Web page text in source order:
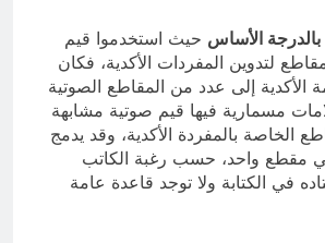
بالدرجة الأساس حيث استخدموا قيم
لتدوين المفردات الأكدية، فكان
الأكدية إلى عدد من المقاطع الصوتية
مسمارية فيها قيم صوتية مشابهة
الخاصة بالمفردة الأكدية، وقد يدمج
مقطع واحد، حسب رغبة الكاتب
في الكتابة ولا توجد قاعدة عامة